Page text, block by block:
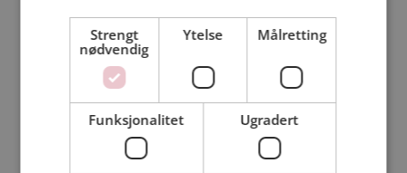
Bli medlem gratis!
Jeg er en: Mann Kvinne
Min alder:
Strengt
nødvendig
Ytelse Målretting
Funksjonalitet Ugradert